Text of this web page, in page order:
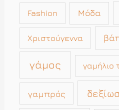
Fashion Μόδα
Χριστούγεννα
γάμος γαμήλιο
γαμπρός